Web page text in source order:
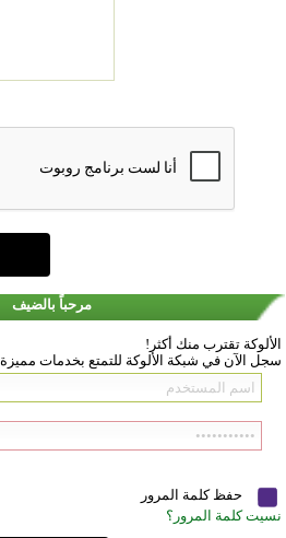
مرحباً بالضيف
الألوكة تقترب منك أكثر!
سجل الآن في شبكة الألوكة للتمتع بخدمات مميزة.
حفظ كلمة المرور
نسيت كلمة المرور؟